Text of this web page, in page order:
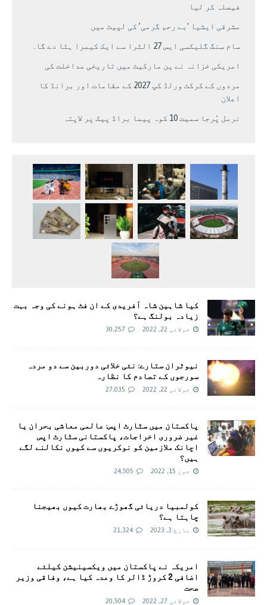
فیصلہ کر لیا
مشرقی ایشیا ‘بے رحم گرمی’ کی لپیٹ میں
سام سنگ گلیکسی ایس 27 الٹرا سے ایک کیمرا ہٹا دے گا.
امریکی خزانہ نے ین مارکیٹ میں تاریخی مداخلت کی
مردوں کے کرکٹ ورلڈ کپ 2027 کے مقامات اور برانڈ کا
اعلان
نرمل پُرجا سمیت 10 کوہ پیما براڈ پیک پر لاپتہ
کیا شاہین شاہ آفریدی کے ان فٹ ہونے کی وجہ بہت
زیادہ بولنگ ہے؟
جولائی 22, 2022 30,257
نیوٹران ستارے: نئی خلائی دوربین سے دو مردہ
سورجوں کے تصادم کا نظارہ
جولائی 22, 2022 27,035
پاکستان میں سٹارٹ اپس: عالمی معاشی بحران یا
غیر ضروری اخراجات، پاکستانی سٹارٹ اپس
اچانک ملازمین کو نوکریوں سے کیوں نکالنے لگے
ہیں؟
جون 15, 2022 24,505
کولمبیا دریائی گھوڑے بھارت کیوں بھیجنا
چاہتا ہے؟
مارچ 3, 2023 21,324
امريکہ نے پاکستان میں ویکسینیشن کیلئے
اضافی 2 کروڑ ڈالر کا وعدہ کیا ہے، وفاقی وزیر
صحت
جولائی 27, 2022 20,504